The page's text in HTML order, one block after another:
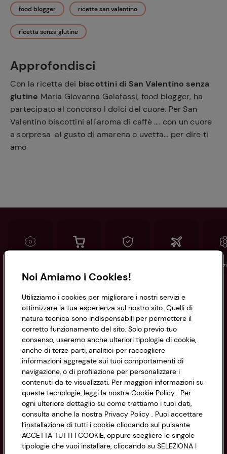
food blogger ricette san valentino
ricetta senza glutine
Approfondisci
Con la ricetta dei biscottini di San Valentino senza
glutine Maria Giovanna Galafassi, food blogger, ha
partecipato al concorso I dolci del cuore. Per San
Valentino biscottini all'aroma di caffè .... con un cuore
a sorpresa al gusto di amarena o uvetta... per dire ti
amo
Informazioni
Privacy Policy
Cookie Policy
Impostazioni Cookie
Accessibilità
CONAD SOCIETÀ COOPERATIVA
Via Michelino, 59 | 40127 BOLOGNA
Codice Fiscale e Registro Imprese
di Bologna 00865960157
PARTITA IVA 03320960374
Servizio clienti
Noi Amiamo i Cookies!
Utilizziamo i cookies per migliorare i nostri servizi e
ottimizzare la tua esperienza sul nostro sito. Quelli di
natura tecnica sono indispensabili per permettere il
corretto funzionamento del sito. Solo previo tuo
consenso, useremo anche ulteriori tipologie di cookie,
anche di terze parti, analitici per raccogliere
informazioni aggregate sui tuoi comportamenti di
navigazione, o di profilazione per personalizzare i
contenuti da te visualizzati. Per maggiori informazioni su
queste tecnologie, leggi la nostra Cookie Policy . Per
ogni ulteriore dettaglio su come trattiamo i tuoi dati,
consulta anche la nostra Privacy Policy . Puoi accettare
l’installazione di tutti i cookie cliccando sul pulsante
ACCETTA TUTTI I COOKIE, oppure scegliere le singole
tipologie che vuoi installare, cliccando su SELEZIONA I